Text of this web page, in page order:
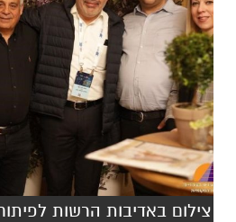
צילום באדיבות הרשות